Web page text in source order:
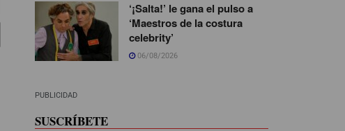
‘¡Salta!’ le gana el pulso a
‘Maestros de la costura
celebrity’
06/08/2026
PUBLICIDAD
SUSCRÍBETE